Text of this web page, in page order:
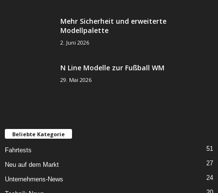
Mehr Sicherheit und erweiterte
Modellpalette
2. Juni 2026
N Line Modelle zur Fußball WM
29. Mai 2026
Beliebte Kategorie
Fahrtests 51
Neu auf dem Markt 27
Unternehmens-News 24